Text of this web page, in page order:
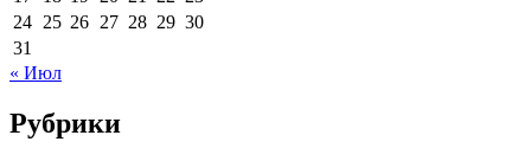
24 25 26 27 28 29 30
31
« Июл
Рубрики